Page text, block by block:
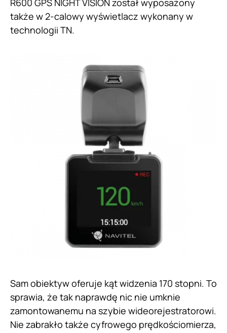
R600 GPS NIGHT VISION został wyposażony
także w 2-calowy wyświetlacz wykonany w
technologii TN.
Sam obiektyw oferuje kąt widzenia 170 stopni. To
sprawia, że tak naprawdę nic nie umknie
zamontowanemu na szybie wideorejestratorowi.
Nie zabrakło także cyfrowego prędkościomierza,